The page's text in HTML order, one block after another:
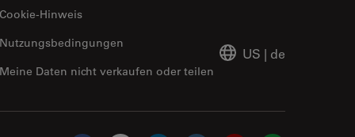
Cookie-Hinweis
Meine Daten nicht verkaufen oder teilen
Nutzungsbedingungen
US | de